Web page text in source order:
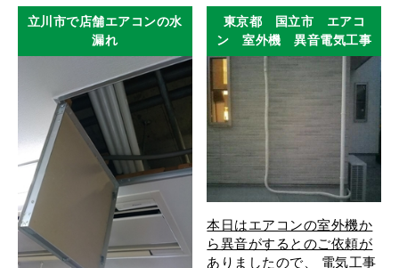
立川市で店舗エアコンの水
漏れ
東京都 国立市 エアコ
ン 室外機 異音電気工事
本日はエアコンの室外機か
ら異音がするとのご依頼が
ありましたので、 電気工事